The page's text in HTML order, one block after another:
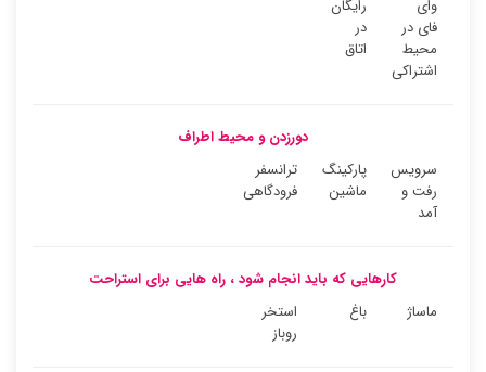
وای
فای در
محیط
اشتراکی
رایگان
در
اتاق
دورزدن و محیط اطراف
سرویس
رفت و
آمد
پارکینگ
ماشین
ترانسفر
فرودگاهی
کارهایی که باید انجام شود ، راه هایی برای استراحت
ماساژ
باغ
استخر
روباز